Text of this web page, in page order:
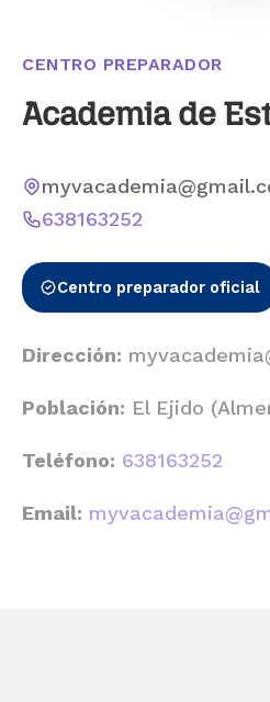
CENTRO PREPARADOR
Academia de
638163252
Centro preparador oficial
Dirección:
Población: El Ejido
Teléfono: 638163252
Email: